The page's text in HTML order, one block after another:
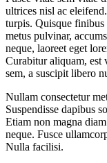
ultrices nisl ac
turpis. Quisque finibus
metus pulvinar,
neque, laoreet eget
Curabitur aliquam, est
sem, a suscipit libero
Nullam consectetur
Suspendisse dapibus
Etiam non magna
neque. Fusce
Nulla facilisi.